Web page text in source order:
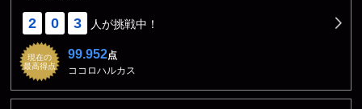
2 0 3 人が挑戦中！
現在の
最高得点
99.952点
ココロハルカス